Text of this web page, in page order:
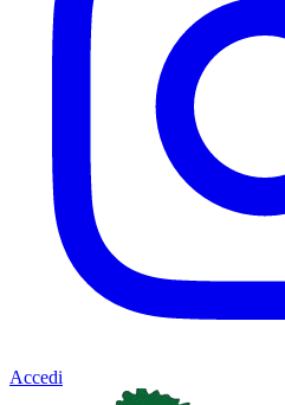
Accedi